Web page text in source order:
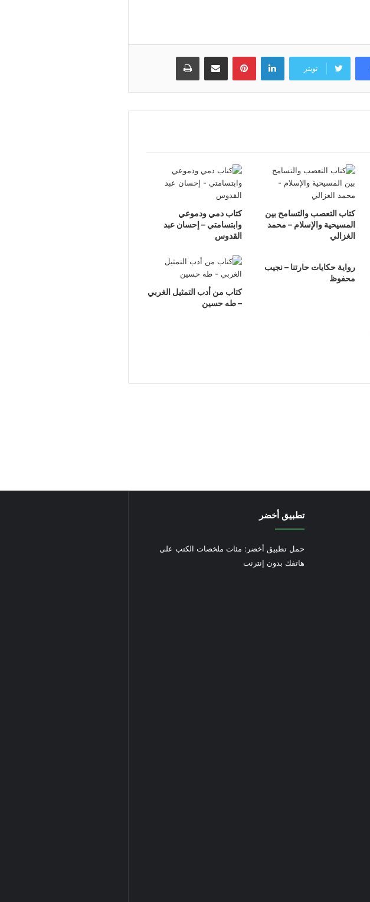
تويتر
لينكدإن بينتيريستمشاركة عبر البريد طباعة
كتاب التعصب والتسامح بين
المسيحية والإسلام – محمد
الغزالي
كتاب دمي ودموعي
وابتسامتي – إحسان عبد
القدوس
رواية حكايات حارتنا – نجيب
محفوظ
كتاب من أدب التمثيل الغربي
– طه حسين
تطبيق أخضر
حمل تطبيق أخضر: مئات ملخصات الكتب على
هاتفك بدون إنترنت